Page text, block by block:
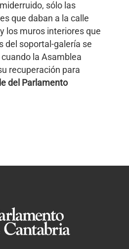
sólo las
que daban a la calle
los muros interiores que
del soportal-galería se
la Asamblea
recuperación para
del Parlamento